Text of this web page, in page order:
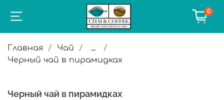
0
Главная Чай
...
Черный чай в пирамидках
Черный чай в пирамидках